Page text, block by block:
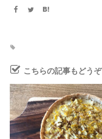
こちらの記事もどうぞ